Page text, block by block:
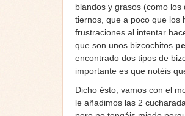
blandos y grasos (como
tiernos, que a poco que los
frustraciones al intentar
que son unos bizcochitos
encontrado dos tipos de
importante es que notéis
Dicho ésto, vamos con el
le añadimos las 2